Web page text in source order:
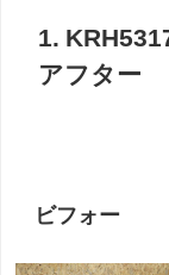
1.
アフター
ビフォー